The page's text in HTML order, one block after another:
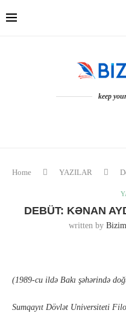
keep
Home YAZILAR
DEBÜT: KƏNAN
written by Bizim
(1989-cu ildə Bakı şəhərində
Sumqayıt Dövlət Universiteti